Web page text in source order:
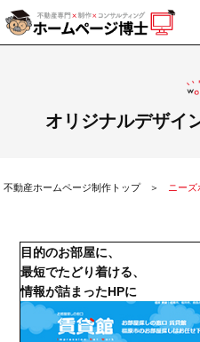
オリジナルデザイ
不動産ホームページ制作トップ ニー
目的のお部屋に、
最短でたどり着ける、
情報が詰まったHPに